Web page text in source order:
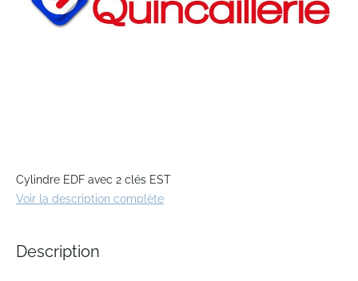
to
the
images
Cylindre EDF avec 2 clés EST
Voir la description complète
Description